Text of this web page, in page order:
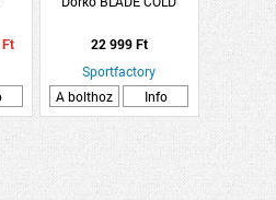
22 999 Ft
Sportfactory
A bolthoz
Info